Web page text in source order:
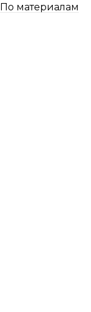
По материалам